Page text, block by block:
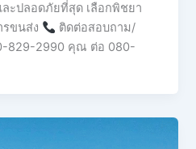
ละปลอดภัยที่สุด เลือกพิชยา
รขนส่ง
ติดต่อสอบถาม/
829-2990 คุณ ต่อ 080-